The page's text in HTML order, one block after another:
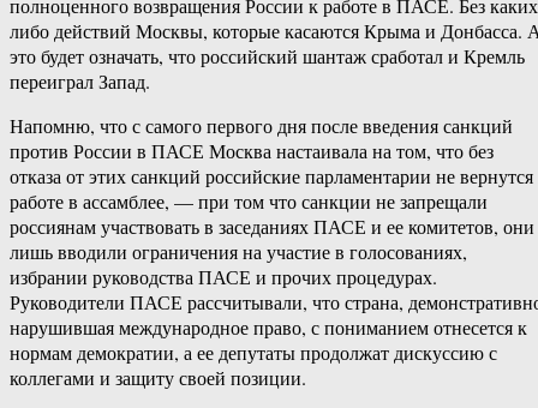
полноценного возвращения России к работе в ПАСЕ. Без
либо действий Москвы, которые касаются Крыма и Донбасса.
это будет означать, что российский шантаж сработал и Кремль
переиграл Запад.
Напомню, что с самого первого дня после введения санкций
против России в ПАСЕ Москва настаивала на том, что без
отказа от этих санкций российские парламентарии не вернутся
работе в ассамблее, — при том что санкции не запрещали
россиянам участвовать в заседаниях ПАСЕ и ее комитетов, они
лишь вводили ограничения на участие в голосованиях,
избрании руководства ПАСЕ и прочих процедурах.
Руководители ПАСЕ рассчитывали, что страна,
нарушившая международное право, с пониманием отнесется к
нормам демократии, а ее депутаты продолжат дискуссию с
коллегами и защиту своей позиции.